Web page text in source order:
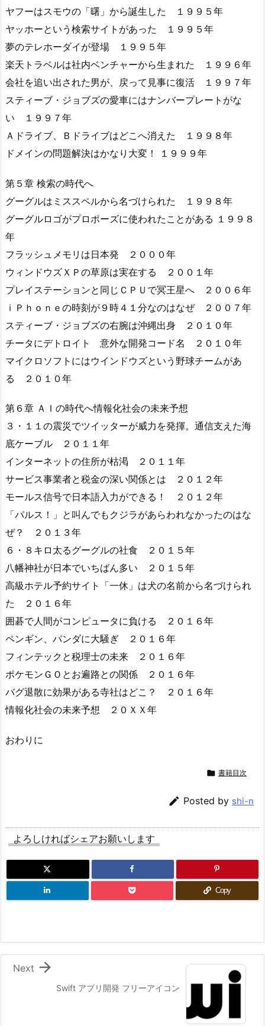
ヤフーはスモウの「曙」から誕生した １９９５年
ヤッホーという検索サイトがあった １９９５年
夢のテレホーダイが登場 １９９５年
楽天トラベルは社内ベンチャーから生まれた １９９６年
会社を追い出された男が、戻って見事に復活 １９９７年
スティーブ・ジョブズの愛車にはナンバープレートがな
い １９９７年
Ａドライブ、Ｂドライブはどこへ消えた １９９８年
ドメインの問題解決はかなり大変！ １９９９年
第５章 検索の時代へ
グーグルはミススペルから名づけられた １９９８年
グーグルロゴがプロポーズに使われたことがある １９９８
年
フラッシュメモリは日本発 ２０００年
ウィンドウズＸＰの草原は実在する ２００１年
プレイステーションと同じＣＰＵで冥王星へ ２００６年
ｉＰｈｏｎｅの時刻が９時４１分なのはなぜ ２００７年
スティーブ・ジョブズの右腕は沖縄出身 ２０１０年
チータにデトロイト 意外な開発コード名 ２０１０年
マイクロソフトにはウインドウズという野球チームがあ
る ２０１０年
第６章 ＡＩの時代へ情報化社会の未来予想
３・１１の震災でツイッターが威力を発揮。通信支えた海
底ケーブル ２０１１年
インターネットの住所が枯渇 ２０１１年
サービス事業者と税金の深い関係とは ２０１２年
モールス信号で日本語入力ができる！ ２０１２年
「パルス！」と叫んでもクジラがあらわれなかったのはな
ぜ？ ２０１３年
６・８キロ太るグーグルの社食 ２０１５年
八幡神社が日本でいちばん多い ２０１５年
高級ホテル予約サイト「一休」は犬の名前から名づけられ
た ２０１６年
囲碁で人間がコンピュータに負ける ２０１６年
ペンギン、パンダに大騒ぎ ２０１６年
フィンテックと税理士の未来 ２０１６年
ポケモンＧＯとお遍路との関係 ２０１６年
バグ退散に効果がある寺社はどこ？ ２０１６年
情報化社会の未来予想 ２０ＸＸ年
おわりに
 書籍目次
 Posted by shi-n
よろしければシェアお願いします
Copy
Swift アプリ開発 フリーアイコン

Next